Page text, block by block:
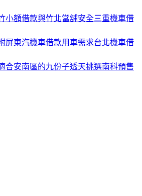
小額借款與竹北當舖安全三重機車借
屏東汽機車借款用車需求台北機車借
合安南區的九份子透天挑選南科預售